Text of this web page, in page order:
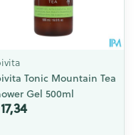
Tonic Mountain Tea
Gel 500ml